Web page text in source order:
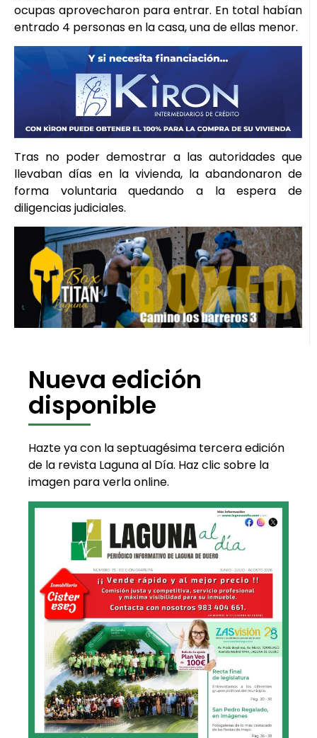
ocupas aprovecharon para entrar. En total habían
entrado 4 personas en la casa, una de ellas menor.
Tras no poder demostrar a las autoridades que
llevaban días en la vivienda, la abandonaron de
forma voluntaria quedando a la espera de
diligencias judiciales.
Nueva edición
disponible
Hazte ya con la septuagésima tercera edición
de la revista Laguna al Día. Haz clic sobre la
imagen para verla online.